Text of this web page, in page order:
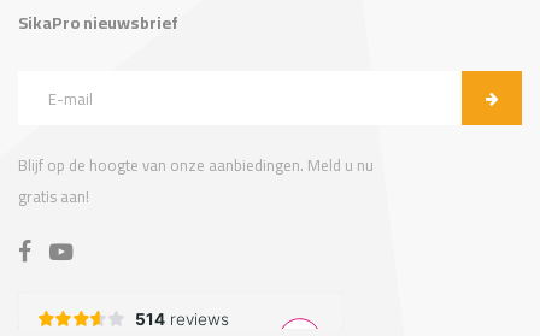
SikaPro nieuwsbrief
Blijf op de hoogte van onze aanbiedingen. Meld u nu
gratis aan!